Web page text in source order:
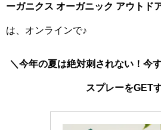
ーガニクス オーガニック アウトド
は、オンラインで♪
＼今年の夏は絶対刺されない！今
スプレーをGET